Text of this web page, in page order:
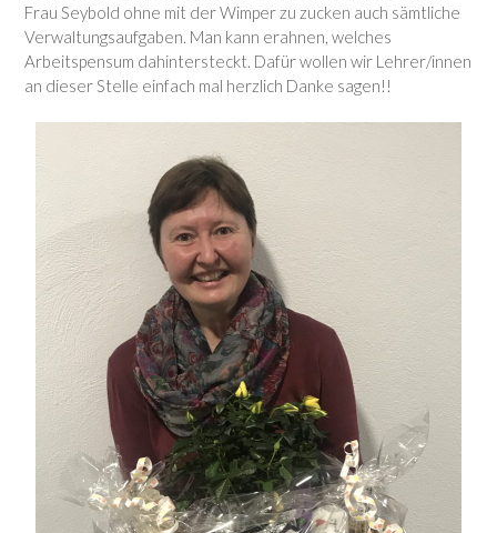
Frau Seybold ohne mit der Wimper zu zucken auch sämtliche
Verwaltungsaufgaben. Man kann erahnen, welches
Arbeitspensum dahintersteckt. Dafür wollen wir Lehrer/innen
an dieser Stelle einfach mal herzlich Danke sagen!!